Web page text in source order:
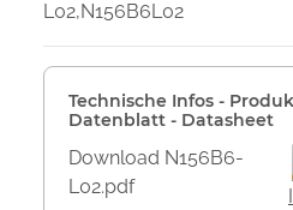
L02,N156B6L02
Technische Infos -
Datenblatt - Datasheet
Download N156B6-
L02.pdf